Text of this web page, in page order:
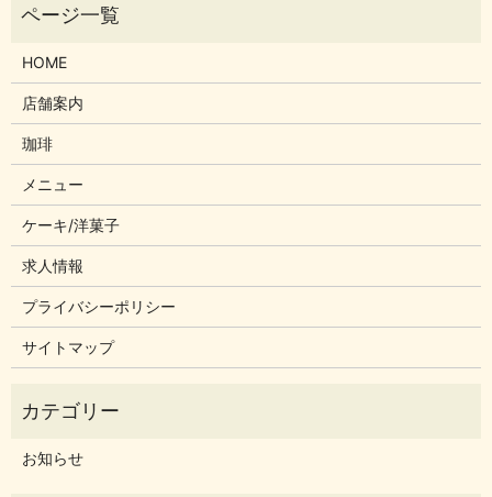
HOME
店舗案内
珈琲
メニュー
ケーキ/洋菓子
求人情報
プライバシーポリシー
サイトマップ
お知らせ